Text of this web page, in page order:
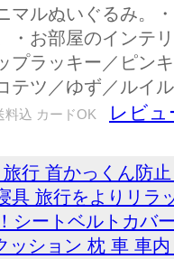
マルぬいぐるみ。
・お部屋のインテ
プラッキー／ピン
テツ／ゆず／ルイ
料込 カードOK
レビュ
旅行 首かっくん防
具 旅行をよりリラ
シートベルトカバ
ッション 枕 車 車